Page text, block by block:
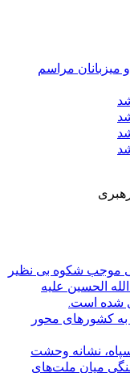
و میزبانان مراسم
موجب شکوه بی نظیر
الحسین علیه
شده است.
به کشورهای محور
نشانه‌ وحشت
میان ملت‌های